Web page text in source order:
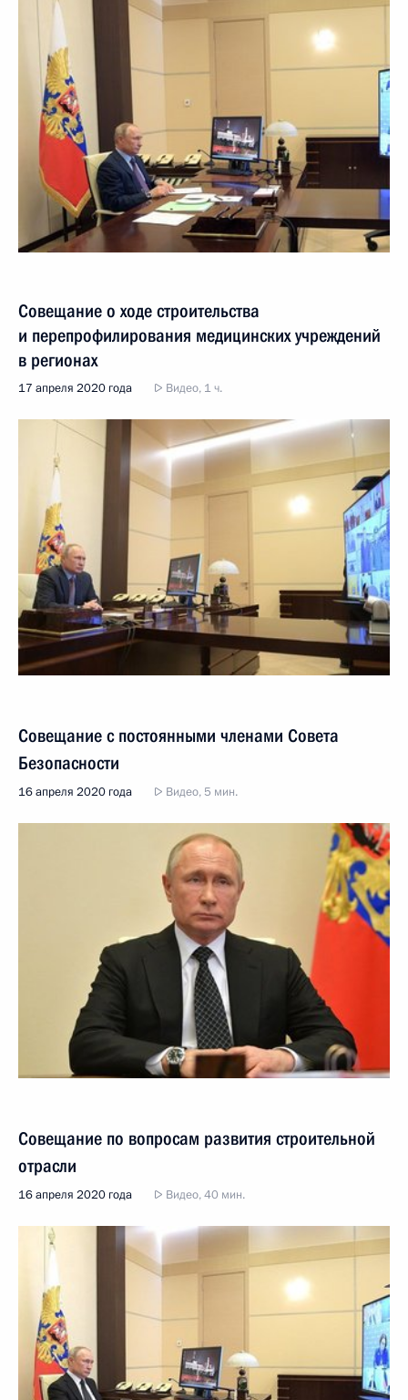
Совещание о ходе строительства
и перепрофилирования медицинских учреждений
в регионах
17 апреля 2020 года Видео, 1 ч.
Совещание с постоянными членами Совета
Безопасности
16 апреля 2020 года Видео, 5 мин.
Совещание по вопросам развития строительной
отрасли
16 апреля 2020 года Видео, 40 мин.